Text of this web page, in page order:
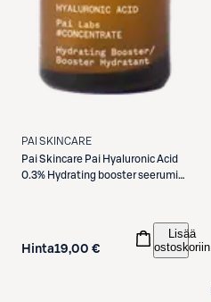
PAI SKINCARE
Pai Skincare Pai Hyaluronic Acid
0.3% Hydrating booster seerumi
Hinta19,00 €
Lisää
ostoskoriin